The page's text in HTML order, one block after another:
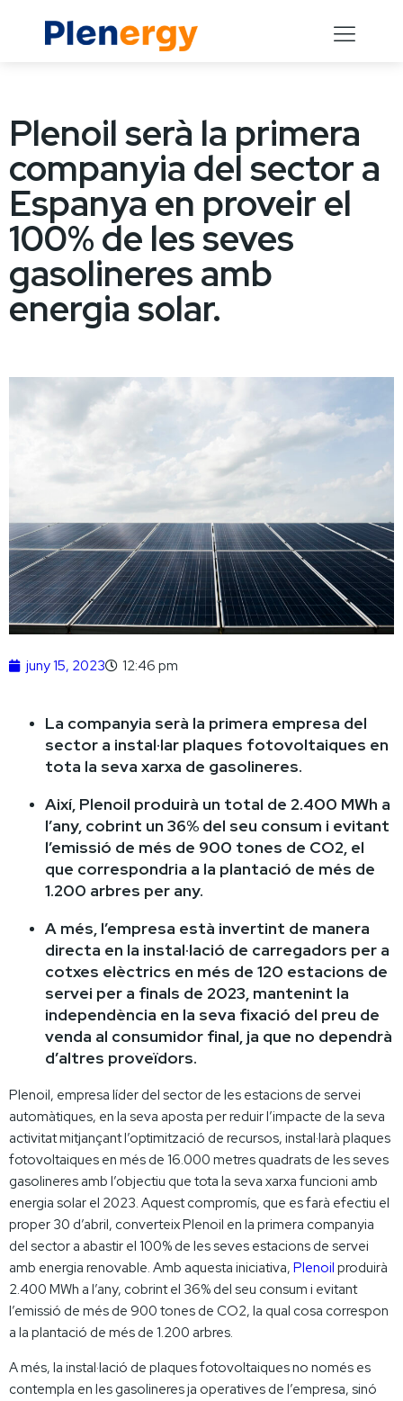
Plenoil serà la primera
companyia del sector a
Espanya en proveir el
100% de les seves
gasolineres amb
energia solar.
juny 15, 2023 12:46 pm
La companyia serà la primera empresa del
sector a instal·lar plaques fotovoltaiques en
tota la seva xarxa de gasolineres.
Així, Plenoil produirà un total de 2.400 MWh a
l’any, cobrint un 36% del seu consum i evitant
l’emissió de més de 900 tones de CO2, el
que correspondria a la plantació de més de
1.200 arbres per any.
A més, l’empresa està invertint de manera
directa en la instal·lació de carregadors per a
cotxes elèctrics en més de 120 estacions de
servei per a finals de 2023, mantenint la
independència en la seva fixació del preu de
venda al consumidor final, ja que no dependrà
d’altres proveïdors.
Plenoil, empresa líder del sector de les estacions de servei
automàtiques, en la seva aposta per reduir l’impacte de la seva
activitat mitjançant l’optimització de recursos, instal·larà plaques
fotovoltaiques en més de 16.000 metres quadrats de les seves
gasolineres amb l’objectiu que tota la seva xarxa funcioni amb
energia solar el 2023. Aquest compromís, que es farà efectiu el
proper 30 d’abril, converteix Plenoil en la primera companyia
del sector a abastir el 100% de les seves estacions de servei
amb energia renovable. Amb aquesta iniciativa, Plenoil produirà
2.400 MWh a l’any, cobrint el 36% del seu consum i evitant
l’emissió de més de 900 tones de CO2, la qual cosa correspon
a la plantació de més de 1.200 arbres.
A més, la instal·lació de plaques fotovoltaiques no només es
contempla en les gasolineres ja operatives de l’empresa, sinó